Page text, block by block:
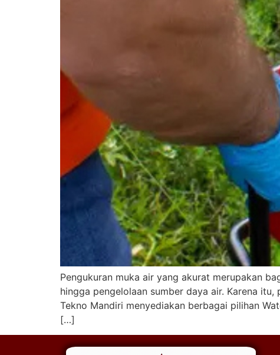
Pengukuran muka air yang akurat merupakan
hingga pengelolaan sumber daya air. Karena
Tekno Mandiri menyediakan berbagai pilihan
[…]